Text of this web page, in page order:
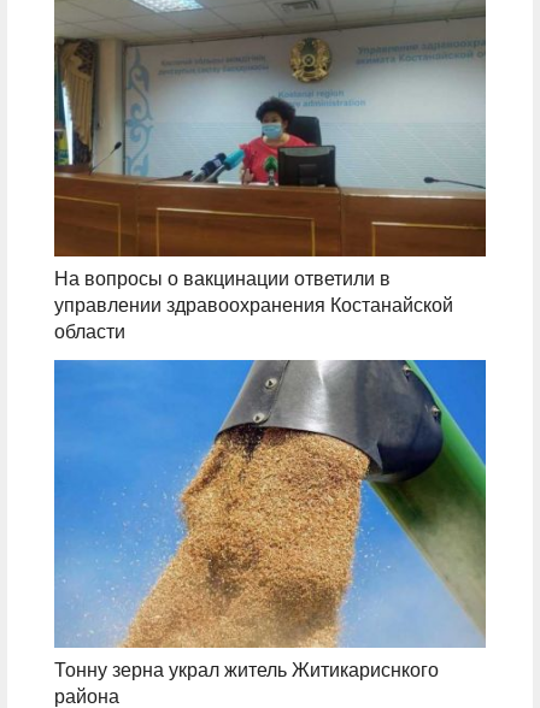
На вопросы о вакцинации ответили в
управлении здравоохранения Костанайской
области
Тонну зерна украл житель Житикариснкого
района